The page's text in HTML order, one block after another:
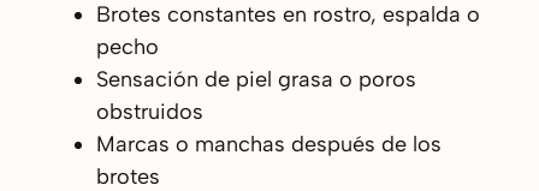
Brotes constantes en rostro, espalda o
pecho
Sensación de piel grasa o poros
obstruidos
Marcas o manchas después de los
brotes